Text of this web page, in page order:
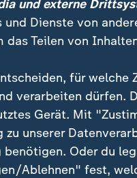
und externe
und Dienste von
das Teilen von
für welche
verarbeiten dürfen.
Gerät. Mit
zu unserer
benötigen. Oder du
Ablehnen" fest,